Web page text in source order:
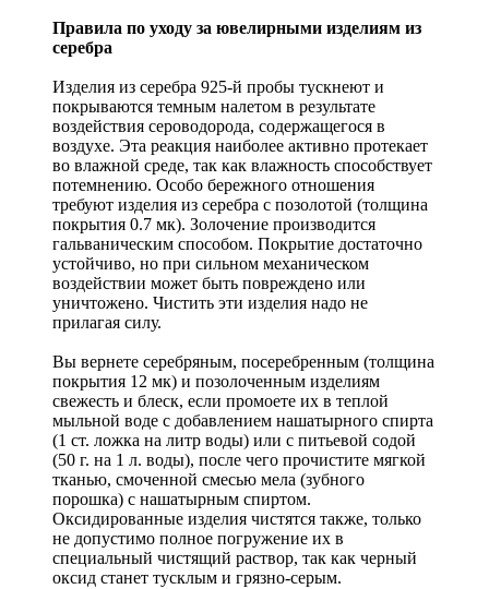
Правила по уходу за ювелирными изделиям из
серебра
Изделия из серебра 925-й пробы тускнеют и
покрываются темным налетом в результате
воздействия сероводорода, содержащегося в
воздухе. Эта реакция наиболее активно протекает
во влажной среде, так как влажность способствует
потемнению. Особо бережного отношения
требуют изделия из серебра с позолотой (толщина
покрытия 0.7 мк). Золочение производится
гальваническим способом. Покрытие достаточно
устойчиво, но при сильном механическом
воздействии может быть повреждено или
уничтожено. Чистить эти изделия надо не
прилагая силу.
Вы вернете серебряным, посеребренным (толщина
покрытия 12 мк) и позолоченным изделиям
свежесть и блеск, если промоете их в теплой
мыльной воде с добавлением нашатырного спирта
(1 ст. ложка на литр воды) или с питьевой содой
(50 г. на 1 л. воды), после чего прочистите мягкой
тканью, смоченной смесью мела (зубного
порошка) с нашатырным спиртом.
Оксидированные изделия чистятся также, только
не допустимо полное погружение их в
специальный чистящий раствор, так как черный
оксид станет тусклым и грязно-серым.